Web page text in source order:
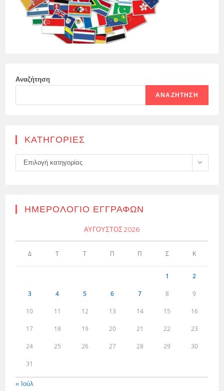
Αναζήτηση
ΑΝΑΖΉΤΗΣΗ
KΑΤΗΓΟΡΊΕΣ
Kατηγορίες
Επιλογή κατηγορίας
ΗΜΕΡΟΛΌΓΙΟ ΕΓΓΡΑΦΏΝ
ΑΎΓΟΥΣΤΟΣ 2026
Δ Τ Τ Π Π Σ Κ
1 2
3 4 5 6 7 8 9
10 11 12 13 14 15 16
17 18 19 20 21 22 23
24 25 26 27 28 29 30
31
« Ιούλ